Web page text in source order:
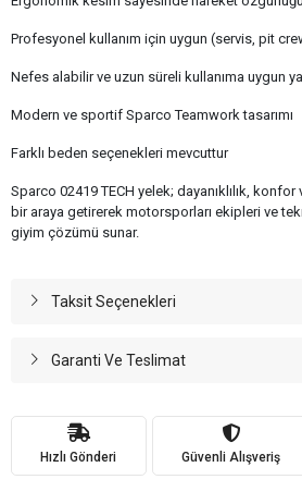
Profesyonel kullanım için uygun (servis, pit
Nefes alabilir ve uzun süreli kullanıma uygun
Modern ve sportif Sparco Teamwork tasarımı
Farklı beden seçenekleri mevcuttur
Sparco 02419 TECH yelek; dayanıklılık,
bir araya getirerek motorsporları ekipleri ve
giyim çözümü sunar.
Taksit Seçenekleri
Garanti Ve Teslimat
Hızlı Gönderi Güvenli Alışveriş